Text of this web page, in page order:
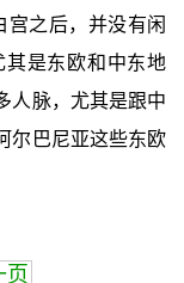
宫之后，并没有闲
是东欧和中东地
人脉，尤其是跟中
尔巴尼亚这些东欧
页